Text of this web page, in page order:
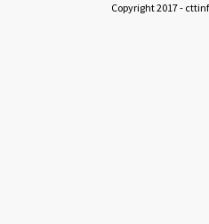
Copyright 2017 -